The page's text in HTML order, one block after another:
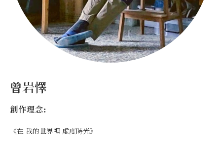
曾岩懌
創作理念:
《在 我的世界裡 虛度時光》